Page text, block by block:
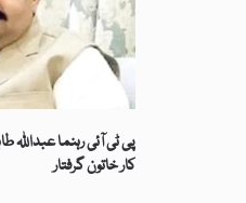
پی ٹی آئی رہنما
کار خاتون گرفتار